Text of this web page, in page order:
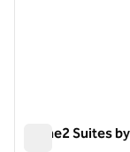
Home2 Suites